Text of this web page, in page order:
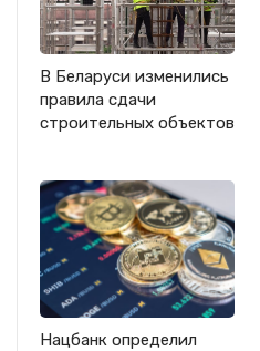
В Беларуси изменились
правила сдачи
строительных объектов
Нацбанк определил